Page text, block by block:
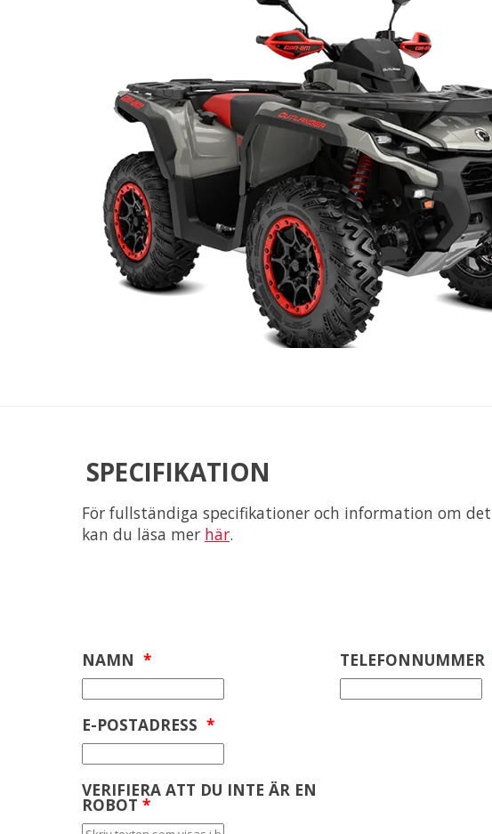
SPECIFIKATION
För fullständiga specifikationer och information om
kan du läsa mer här.
NAMN * TELEFONNUMMER
E-POSTADRESS *
VERIFIERA ATT DU INTE ÄR EN
ROBOT *